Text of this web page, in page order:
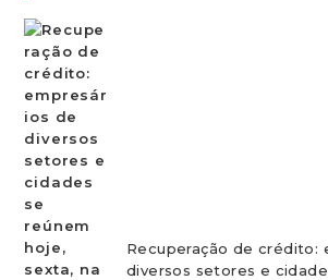
Recuperação de crédito:
diversos setores e